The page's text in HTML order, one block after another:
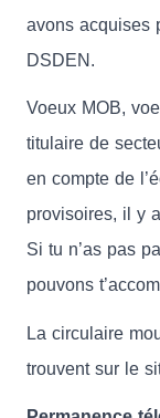
avons acquises
DSDEN.
Voeux MOB,
titulaire de
en compte de
provisoires, il y
Si tu n’as pas
pouvons
La circulaire
trouvent sur le